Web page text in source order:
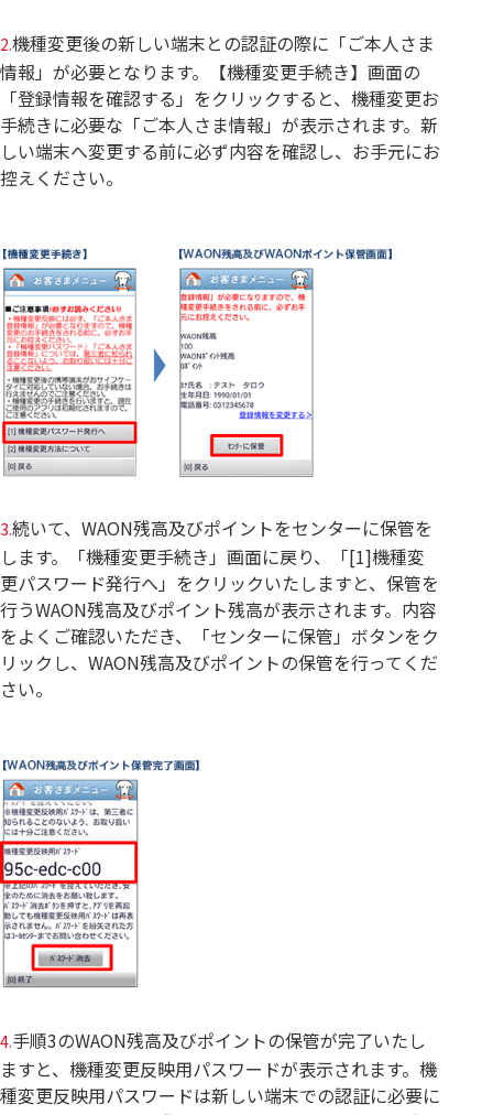
2.機種変更後の新しい端末との認証の際に「ご本人さま
情報」が必要となります。【機種変更手続き】画面の
「登録情報を確認する」をクリックすると、機種変更お
手続きに必要な「ご本人さま情報」が表示されます。新
しい端末へ変更する前に必ず内容を確認し、お手元にお
控えください。
3.続いて、WAON残高及びポイントをセンターに保管を
します。「機種変更手続き」画面に戻り、「[1]機種変
更パスワード発行へ」をクリックいたしますと、保管を
行うWAON残高及びポイント残高が表示されます。内容
をよくご確認いただき、「センターに保管」ボタンをク
リックし、WAON残高及びポイントの保管を行ってくだ
さい。
4.手順3のWAON残高及びポイントの保管が完了いたし
ますと、機種変更反映用パスワードが表示されます。機
種変更反映用パスワードは新しい端末での認証に必要に